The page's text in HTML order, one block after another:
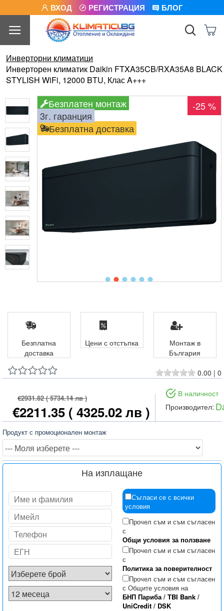
ВХОД РЕГИСТРАЦИЯ БЛОГ
Инверторни климатици
Инверторен климатик Daikin FTXA35CB/RXA35A8 BLACK
STYLISH WiFi, 12000 BTU, Клас A+++
Безплатен монтаж
Безплатна доставка
3г. гаранция
-25 %
0.00 | 0
€2931.82( 5734.14 лв )
€2211.35 ( 4325.02 лв )
В наличност
Производител:
Продукт с промоционален монтаж
На изплащане
Съгласи се с всички
условия
Прочел съм и съм съгласен
с
Общи условия за ползване
Прочел съм и съм съгласен
с
Политика за поверителност
Прочел съм и съм съгласен
с Общите условия на
БНП Париба/ TBI Bank/
UniCredit/ DSK
Безплатна
доставка
Цени с отстъпка
Монтаж в
България